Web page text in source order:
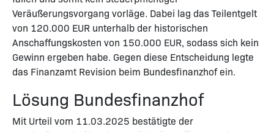
Veräußerungsvorgang vorläge. Dabei lag das Teilentgelt
von 120.000 EUR unterhalb der historischen
Anschaffungskosten von 150.000 EUR, sodass sich kein
Gewinn ergeben habe. Gegen diese Entscheidung legte
das Finanzamt Revision beim Bundesfinanzhof ein.
Lösung Bundesfinanzhof
Mit Urteil vom 11.03.2025 bestätigte der